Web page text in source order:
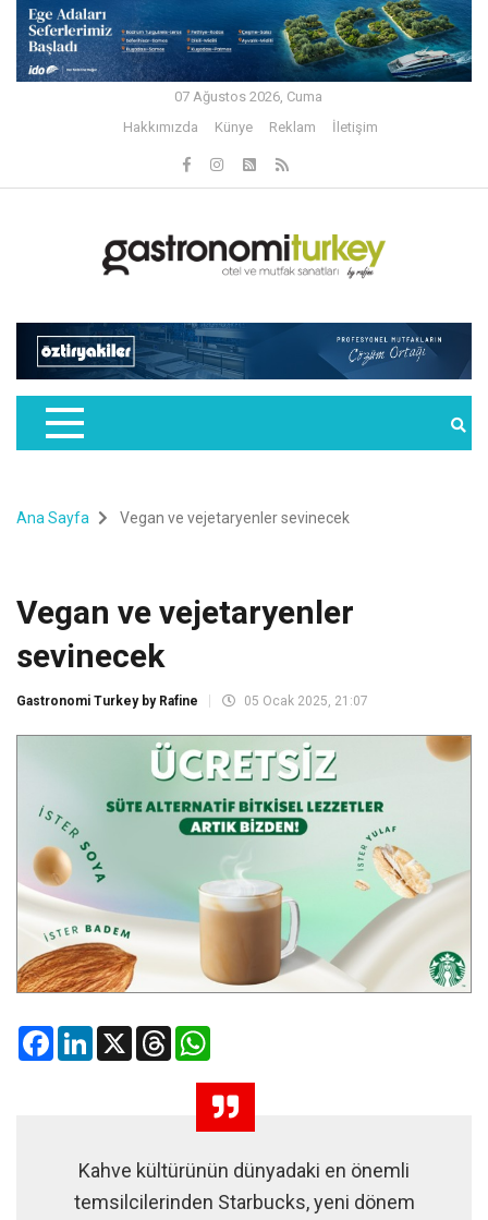
07 Ağustos 2026, Cuma
Hakkımızda
Künye Reklam İletişim
Ana Sayfa Vegan ve vejetaryenler sevinecek
Vegan ve vejetaryenler
sevinecek
Gastronomi Turkey by Rafine 05 Ocak 2025, 21:07
FacebookLinkedIn
X Threads
Kahve kültürünün dünyadaki en önemli
temsilcilerinden Starbucks, yeni dönem